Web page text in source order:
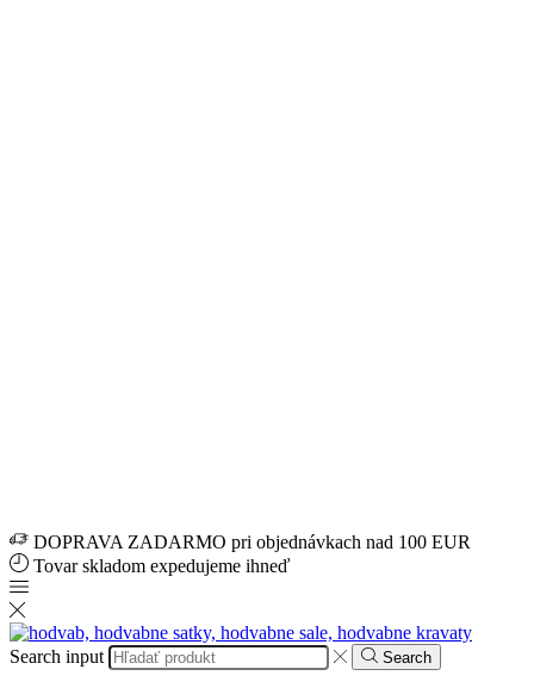
DOPRAVA ZADARMO pri objednávkach nad 100 EUR
Tovar skladom expedujeme ihneď
Search input Search